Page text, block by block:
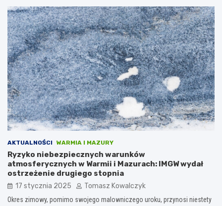
AKTUALNOŚCI WARMIA I MAZURY
Ryzyko niebezpiecznych warunków
atmosferycznych w Warmii i Mazurach: IMGW wydał
ostrzeżenie drugiego stopnia
17 stycznia 2025 Tomasz Kowalczyk
Okres zimowy, pomimo swojego malowniczego uroku, przynosi niestety